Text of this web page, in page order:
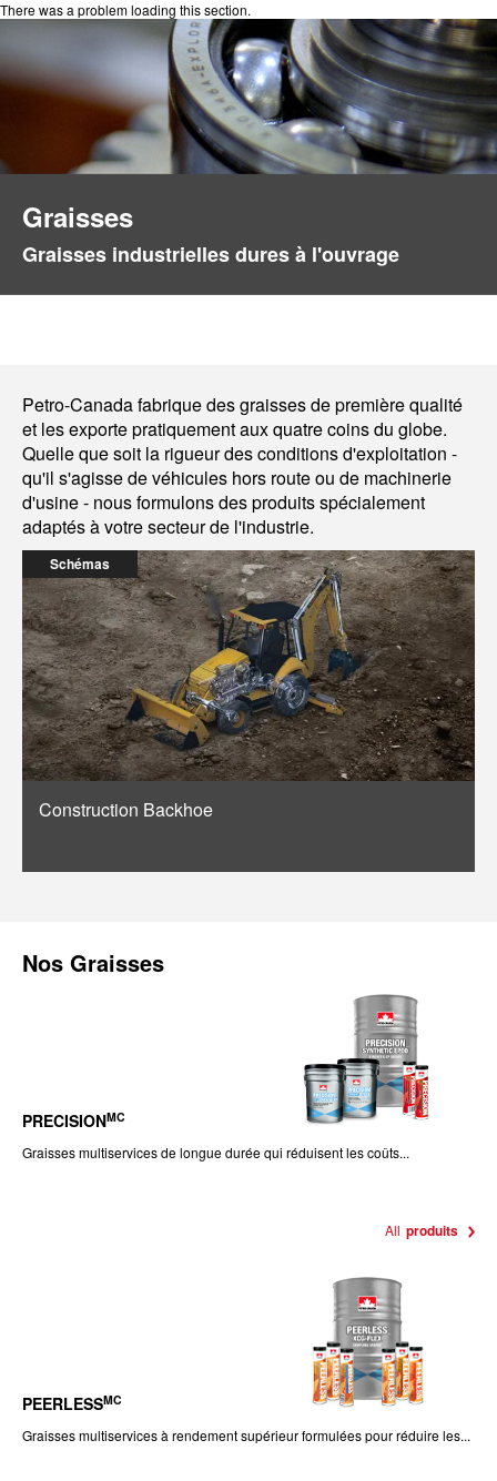
There was a problem loading this section.
Graisses
Graisses industrielles dures à l'ouvrage
Petro-Canada fabrique des graisses de première qualité
et les exporte pratiquement aux quatre coins du globe.
Quelle que soit la rigueur des conditions d'exploitation -
qu'il s'agisse de véhicules hors route ou de machinerie
d'usine - nous formulons des produits spécialement
adaptés à votre secteur de l'industrie.
Schémas
Construction Backhoe
Nos Graisses
PRECISIONMC
Graisses multiservices de longue durée qui réduisent les coûts...
All produits
PEERLESSMC
Graisses multiservices à rendement supérieur formulées pour réduire les...